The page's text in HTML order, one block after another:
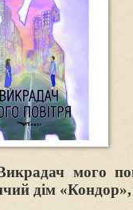
мого
дім «Кондор»,